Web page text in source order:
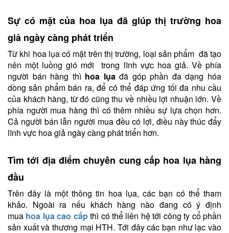
Sự có mặt của hoa lụa đã giúp thị trường hoa
giả ngày càng phát triển
Từ khi hoa lụa có mặt trên thị trường, loại sản phẩm đã tạo
nên một luồng gió mới trong lĩnh vực hoa giả. Về phía
người bán hàng thì hoa lụađã góp phần đa dạng hóa
dòng sản phẩm bán ra, để có thể đáp ứng tối đa nhu cầu
của khách hàng, từ đó cũng thu về nhiều lợi nhuận lớn. Về
phía người mua hàng thì có thêm nhiều sự lựa chọn hơn.
Cả người bán lẫn người mua đều có lợi, điều này thúc đẩy
lĩnh vực hoa giả ngày càng phát triển hơn.
Tìm tới địa điểm chuyên cung cấp hoa lụa hàng
đầu
Trên đây là một thông tin hoa lụa, các bạn có thể tham
khảo. Ngoài ra nếu khách hàng nào đang có ý định
mua hoa lụa cao cấpthì có thể liên hệ tới công ty cổ phần
sản xuất và thương mại HTH. Tới đây các bạn như lạc vào